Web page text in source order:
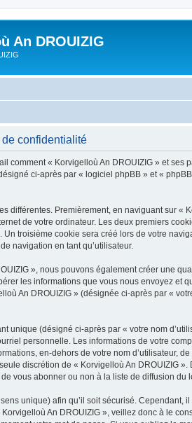
An DROUIZIG
confidentialité
comment « Korvigelloù An DROUIZIG » et
ci-après par « logiciel phpBB » et «
différentes. Premièrement, en naviguant sur
de votre ordinateur. Les deux premiers
troisième cookie sera créé lors de votre
navigation en tant qu’utilisateur.
», nous pouvons également créer une
les informations que vous nous envoyez
An DROUIZIG » (désignée ci-après par «
unique (désigné ci-après par « votre nom
personnelle. Les informations de votre
en-dehors de votre nom d’utilisateur,
discrétion de « Korvigelloù An DROUIZIG
vous abonner ou non à la liste de diffusion
unique) afin qu’il soit sécurisé.
An DROUIZIG », veillez donc à le